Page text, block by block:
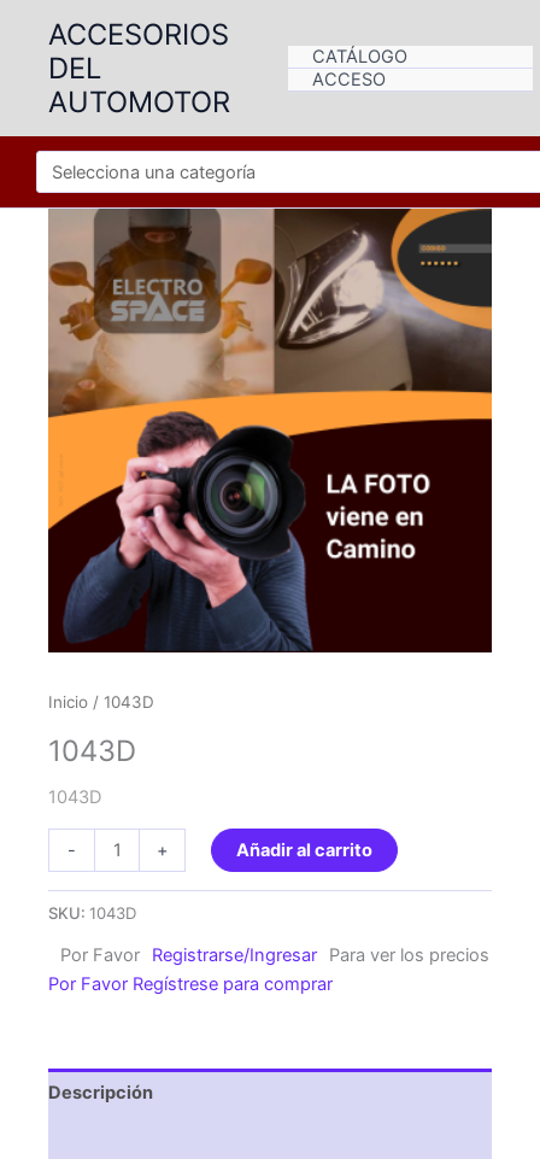
contenido
ACCESORIOS
DEL
AUTOMOTOR
CATÁLOGO
ACCESO
Inicio / 1043D
1043D
1043D
-
cantidad
+ Añadir al carrito
SKU: 1043D
Por Favor Registrarse/Ingresar
Para ver los precios
Por Favor Regístrese para comprar
Descripción